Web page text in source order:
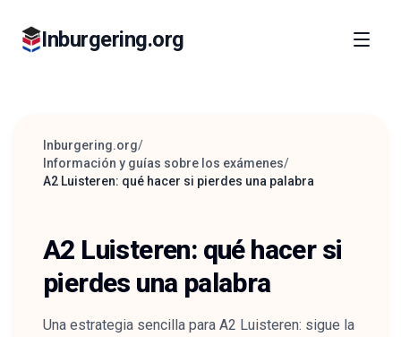
Inburgering.org
Inburgering.org/
Información y guías sobre los exámenes/
A2 Luisteren: qué hacer si pierdes una palabra
A2 Luisteren: qué hacer si
pierdes una palabra
Una estrategia sencilla para A2 Luisteren: sigue la